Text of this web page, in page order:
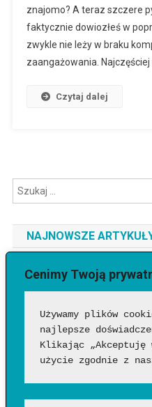
Cenimy Twoją
Używamy plików
najlepsze
Klikając
użycie zgodnie z
znajomo? A teraz szczere
faktycznie dowiozłeś w
zwykle nie leży w braku
zaangażowania. Najczęściej
Czytaj dalej
NAJNOWSZE
Jaki telefon do 3500 zł
[2026]
Jak sprawdzić, czy wideo
Google Flow Music – co to
Funkcje, możliwości i
Jakich zawodów nie
nadal będzie niezastąpiony?